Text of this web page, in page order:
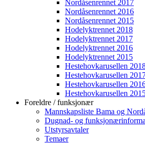
Nordåsenrennet 2017
Nordåsenrennet 2016
Nordåsenrennet 2015
Hodelyktrennet 2018
Hodelyktrennet 2017
Hodelyktrennet 2016
Hodelyktrennet 2015
Hestehovkarusellen
Hestehovkarusellen
Hestehovkarusellen
Hestehovkarusellen
Foreldre / funksjonær
Mannskapsliste Bama og
Dugnad- og
Utstyrsavtaler
Temaer